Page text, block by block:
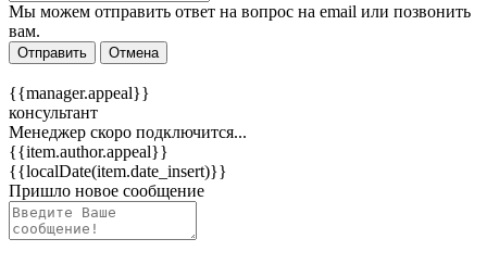
Мы можем отправить ответ на вопрос на email или позвонить
вам.
Отправить Отмена
{{manager.appeal}}
консультант
Менеджер скоро подключится...
{{item.author.appeal}}
{{localDate(item.date_insert)}}
Пришло новое сообщение